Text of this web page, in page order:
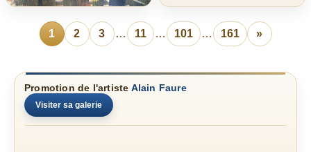
1 2 3 … 11 … 101 … 161 »
Promotion de l'artiste Alain Faure
Visiter sa galerie